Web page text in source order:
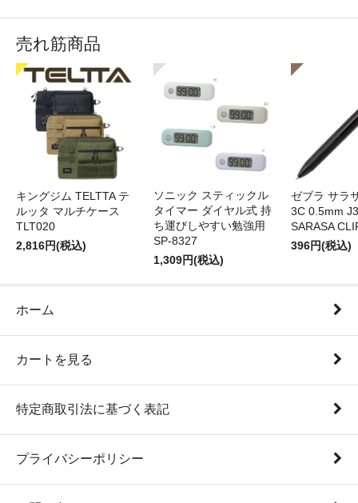
売れ筋商品
キングジム TELTTA テ
ルッタ マルチケース
TLT020
2,816円(税込)
ソニック スティックル
タイマー ダイヤル式 持
ち運びしやすい勉強用
SP-8327
1,309円(税込)
ゼブラ サラ
3C 0.5mm
SARASA
396円(税込)
ホーム
カートを見る
特定商取引法に基づく表記
プライバシーポリシー